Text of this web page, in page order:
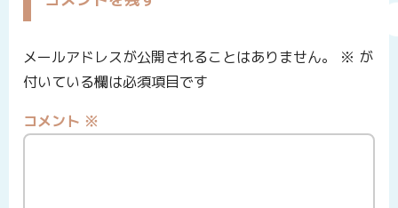
メールアドレスが公開されることはありません。 ※ が
付いている欄は必須項目です
コメント ※